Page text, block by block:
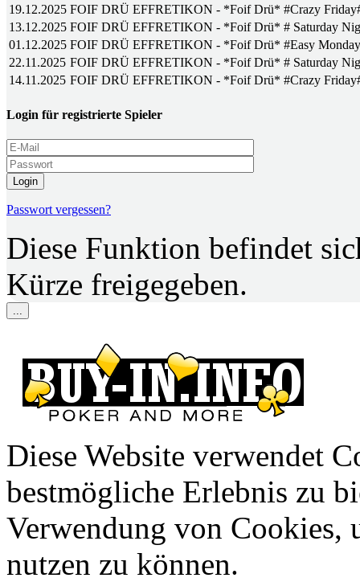
19.12.2025 FOIF DRÜ EFFRETIKON - *Foif Drü* #Crazy
13.12.2025 FOIF DRÜ EFFRETIKON - *Foif Drü* # Saturday
01.12.2025 FOIF DRÜ EFFRETIKON - *Foif Drü* #Easy
22.11.2025 FOIF DRÜ EFFRETIKON - *Foif Drü* # Saturday
14.11.2025 FOIF DRÜ EFFRETIKON - *Foif Drü* #Crazy
Login für registrierte Spieler
Login
Passwort vergessen?
Diese Funktion befindet
Kürze freigegeben.
Diese Website verwendet
bestmögliche Erlebnis zu
Verwendung von Cookies,
nutzen zu können.